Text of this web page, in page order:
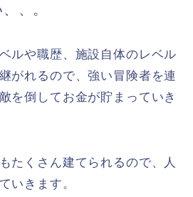
、。
ルや職歴、施設自体のレベル
がれるので、強い冒険者を連
を倒してお金が貯まっていき
たくさん建てられるので、人
いきます。